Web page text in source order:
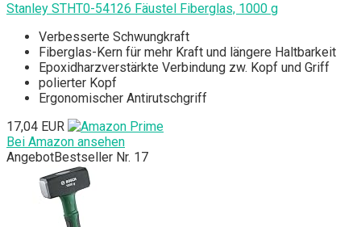
Stanley STHT0-54126 Fäustel Fiberglas, 1000 g
Verbesserte Schwungkraft
Fiberglas-Kern für mehr Kraft und längere Haltbarkeit
Epoxidharzverstärkte Verbindung zw. Kopf und Griff
polierter Kopf
Ergonomischer Antirutschgriff
17,04 EUR
Bei Amazon ansehen
AngebotBestseller Nr. 17